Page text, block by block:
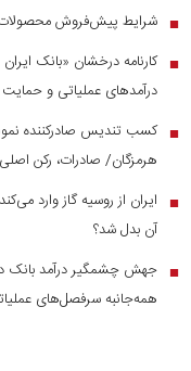
■ شرایط پیش‌فروش محصولات
■
درآمد‌های عملیاتی و
■ کسب تندیس صادرکننده
هرمزگان/ صادرات، رکن
■
ایران از روسیه گاز وارد
آن بدل شد؟
■
همه‌جانبه سرفصل‌های